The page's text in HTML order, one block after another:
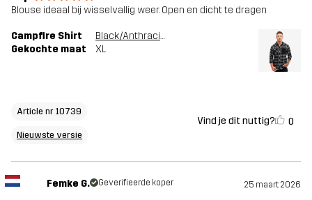
Blouse ideaal bij wisselvallig weer. Open en dicht te dragen
Campfire Shirt
Black/Anthracite
Gekochte maat
XL
Article nr 10739
Nieuwste versie
Vind je dit nuttig? 0
Femke G. Geverifieerde koper 25 maart 2026